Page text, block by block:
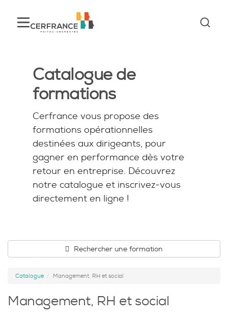
Catalogue de
formations
Cerfrance vous propose des
formations opérationnelles
destinées aux dirigeants, pour
gagner en performance dès votre
retour en entreprise. Découvrez
notre catalogue et inscrivez-vous
directement en ligne !
Rechercher une formation
Catalogue Management, RH et social
Management, RH et social